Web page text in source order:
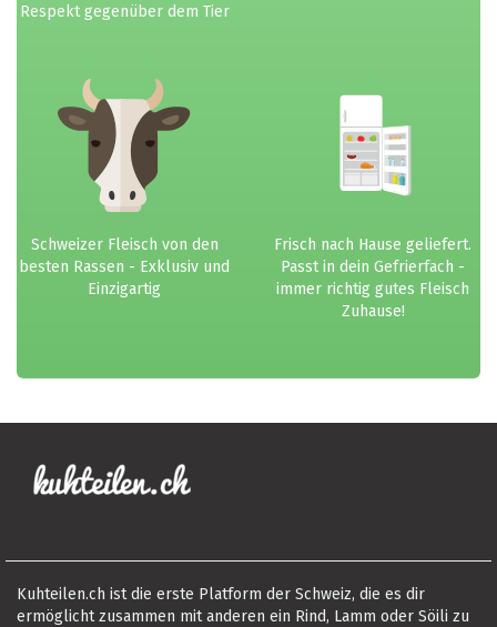
Respekt gegenüber dem Tier
Schweizer Fleisch von den
besten Rassen - Exklusiv und
Einzigartig
Frisch nach Hause geliefert.
Passt in dein Gefrierfach -
immer richtig gutes Fleisch
Zuhause!
Kuhteilen.ch ist die erste Platform der Schweiz, die es dir
ermöglicht zusammen mit anderen ein Rind, Lamm oder Söili zu